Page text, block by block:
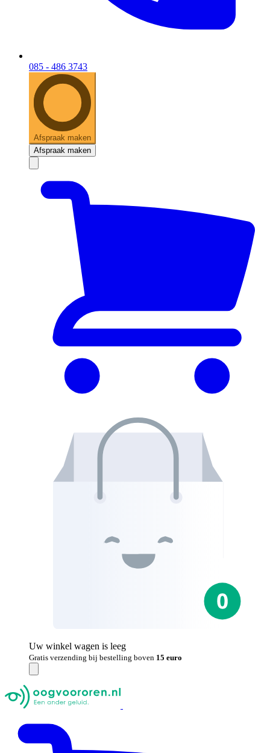
085 - 486 3743
Afspraak maken
Afspraak maken
Uw winkel wagen is leeg
Gratis verzending bij bestelling boven 15 euro